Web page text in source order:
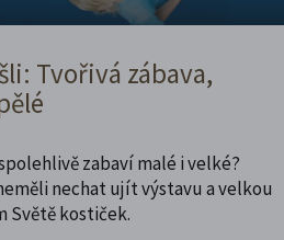
Tvořivá zábava,
zabaví malé i velké?
nechat ujít výstavu a velkou
Světě kostiček.